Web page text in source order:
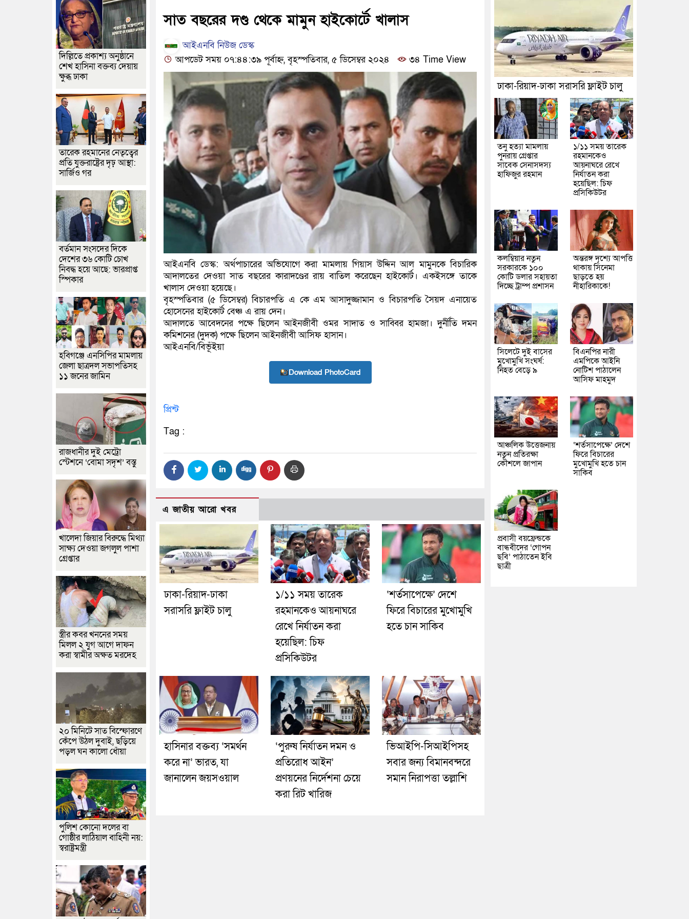
রাজধানীর দুই মেট্রো স্টেশনে ‘বোমা সদৃশ’ বস্তু
আদালতকে বলতে চাইলাম ফাঁসি দিয়ে দেন, প্রস্তুত আছি: লতিফ সিদ্দিকী
নতুন মামলায় গ্রেফতার
সাত বছরের দণ্ড থেকে মামুন হাইকোর্টে খালাস
আইএনবি নিউজ ডেস্ক
আপডেট সময় ০৭:৪৪:৩৯ পূর্বাহ্ন, বৃহস্পতিবার, ৫ ডিসেম্বর ২০২৪
৩৪ Time View
আইএনবি ডেস্ক: অর্থপাচারের অভিযোগে করা মামলায় গিয়াস উদ্দিন আল মামুনকে বিচারিক
আদালতের দেওয়া সাত বছরের কারাদণ্ডের রায় বাতিল করেছেন হাইকোর্ট। একইসঙ্গে তাকে
খালাস দেওয়া হয়েছে।
বৃহস্পতিবার (৫ ডিসেম্বর) বিচারপতি এ কে এম আসাদুজ্জামান ও বিচারপতি সৈয়দ এনায়েত
হোসেনের হাইকোর্ট বেঞ্চ এ রায় দেন।
আদালতে আবেদনের পক্ষে ছিলেন আইনজীবী ওমর সাদাত ও সাব্বির হামজা। দুর্নীতি দমন
কমিশনের (দুদক) পক্ষে ছিলেন আইনজীবী আসিফ হাসান।
আইএনবি/বিভূঁইয়া
Download PhotoCard
প্রিন্ট
Tag :
এ জাতীয় আরো খবর
ঢাকা-রিয়াদ-ঢাকা
সরাসরি ফ্লাইট চালু
১/১১ সময় তারেক
রহমানকেও আয়নাঘরে
রেখে নির্যাতন করা
হয়েছিল: চিফ
প্রসিকিউটর
‘শর্তসাপেক্ষে’ দেশে
ফিরে বিচারের মুখোমুখি
হতে চান সাকিব
হাসিনার বক্তব্য ‘সমর্থন
করে না’ ভারত, যা
জানালেন জয়সওয়াল
‘পুরুষ নির্যাতন দমন ও
প্রতিরোধ আইন’
প্রণয়নের নির্দেশনা চেয়ে
করা রিট খারিজ
ভিআইপি-সিআইপিসহ
সবার জন্য বিমানবন্দরে
সমান নিরাপত্তা তল্লাশি
দিল্লিতে প্রকাশ্য অনুষ্ঠানে
শেখ হাসিনা বক্তব্য দেয়ায়
ক্ষুব্ধ ঢাকা
তারেক রহমানের নেতৃত্বের
প্রতি যুক্তরাষ্ট্রের দৃঢ় আস্থা:
সার্জিও গর
বর্তমান সংসদের দিকে
দেশের ৩৬ কোটি চোখ
নিবদ্ধ হয়ে আছে: ভারপ্রাপ্ত
স্পিকার
হবিগঞ্জে এনসিপির মামলায়
জেলা ছাত্রদল সভাপতিসহ
১১ জনের জামিন
রাজধানীর দুই মেট্রো
স্টেশনে ‘বোমা সদৃশ’ বস্তু
খালেদা জিয়ার বিরুদ্ধে মিথ্যা
সাক্ষ্য দেওয়া জগলুল পাশা
গ্রেপ্তার
স্ত্রীর কবর খননের সময়
মিলল ২ যুগ আগে দাফন
করা স্বামীর অক্ষত মরদেহ
২০ মিনিটে সাত বিস্ফোরণে
কেঁপে উঠল দুবাই, ছড়িয়ে
পড়ল ঘন কালো ধোঁয়া
পুলিশ কোনো দলের বা
গোষ্ঠীর লাঠিয়াল বাহিনী নয়:
স্বরাষ্ট্রমন্ত্রী
ঢাকা-রিয়াদ-ঢাকা সরাসরি ফ্লাইট চালু
তনু হত্যা মামলায়
পুনরায় গ্রেপ্তার
সাবেক সেনাসদস্য
হাফিজুর রহমান
১/১১ সময় তারেক
রহমানকেও
আয়নাঘরে রেখে
নির্যাতন করা
হয়েছিল: চিফ
প্রসিকিউটর
কলম্বিয়ার নতুন
সরকারকে ১০০
কোটি ডলার সহায়তা
দিচ্ছে ট্রাম্প প্রশাসন
অন্তরঙ্গ দৃশ্যে আপত্তি
থাকায় সিনেমা
ছাড়তে হয়
নীহারিকাকে!
সিলেটে দুই বাসের
মুখোমুখি সংঘর্ষ:
নিহত বেড়ে ৯
বিএনপির নারী
এমপিকে আইনি
নোটিশ পাঠালেন
আসিফ মাহমুদ
আঞ্চলিক উত্তেজনায়
নতুন প্রতিরক্ষা
কৌশলে জাপান
‘শর্তসাপেক্ষে’ দেশে
ফিরে বিচারের
মুখোমুখি হতে চান
সাকিব
প্রবাসী বয়ফ্রেন্ডকে
বান্ধবীদের ‘গোপন
ছবি’ পাঠাতেন ইবি
ছাত্রী